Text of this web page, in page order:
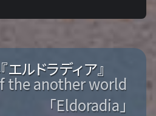
ルドラディア』
the another world
「Eldoradia」